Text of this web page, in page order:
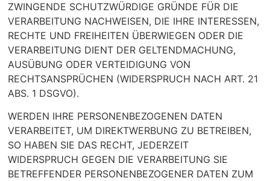
ZWINGENDE SCHUTZWÜRDIGE GRÜNDE FÜR DIE
VERARBEITUNG NACHWEISEN, DIE IHRE INTERESSEN,
RECHTE UND FREIHEITEN ÜBERWIEGEN ODER DIE
VERARBEITUNG DIENT DER GELTENDMACHUNG,
AUSÜBUNG ODER VERTEIDIGUNG VON
RECHTSANSPRÜCHEN (WIDERSPRUCH NACH ART. 21
ABS. 1 DSGVO).
WERDEN IHRE PERSONENBEZOGENEN DATEN
VERARBEITET, UM DIREKTWERBUNG ZU BETREIBEN,
SO HABEN SIE DAS RECHT, JEDERZEIT
WIDERSPRUCH GEGEN DIE VERARBEITUNG SIE
BETREFFENDER PERSONENBEZOGENER DATEN ZUM